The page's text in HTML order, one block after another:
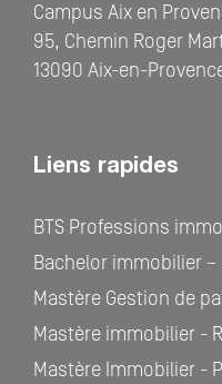
Campus Aix en
95, Chemin Roger
13090 Aix-en-
Liens rapides
BTS Professions
Bachelor immobilier
Mastère Gestion de
Mastère immobilier -
Mastère Immobilier -